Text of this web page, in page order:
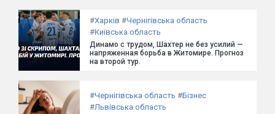
#Харків #Чернігівська область
#Київська область
Динамо с трудом, Шахтер не без усилий —
напряженная борьба в Житомире. Прогноз
на второй тур.
#Чернігівська область #Бізнес
#Львівська область